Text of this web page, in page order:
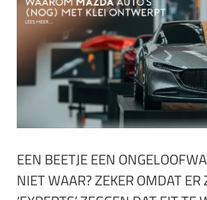
EEN BEETJE EEN
NIET WAAR? ZEKER OMDAT ER